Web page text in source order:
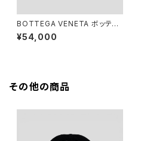
BOTTEGA VENETA ボッテガ
ヴェネタ パデッド テック カセッ
ト キャンディ パラキート グリー
¥54,000
その他の商品